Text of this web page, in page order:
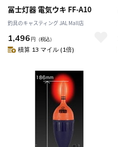
冨士灯器 電気ウキ FF-A10
釣具のキャスティング JAL Mall店
1,496 円 （税込）
積算 13 マイル (1倍)